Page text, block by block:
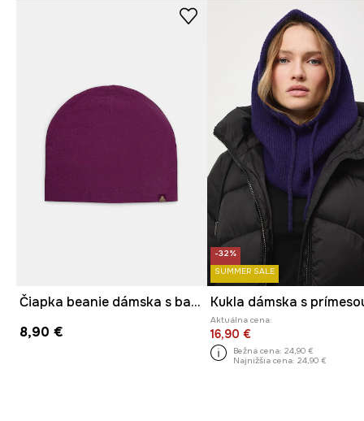
Čiapka beanie dámska s bavlnou
8,90 €
-32%
SUMMER SALE
Aktuálna cena:
16,90 €
Bežná cena: 24,90 €
Najnižšia cena: 24,90 €